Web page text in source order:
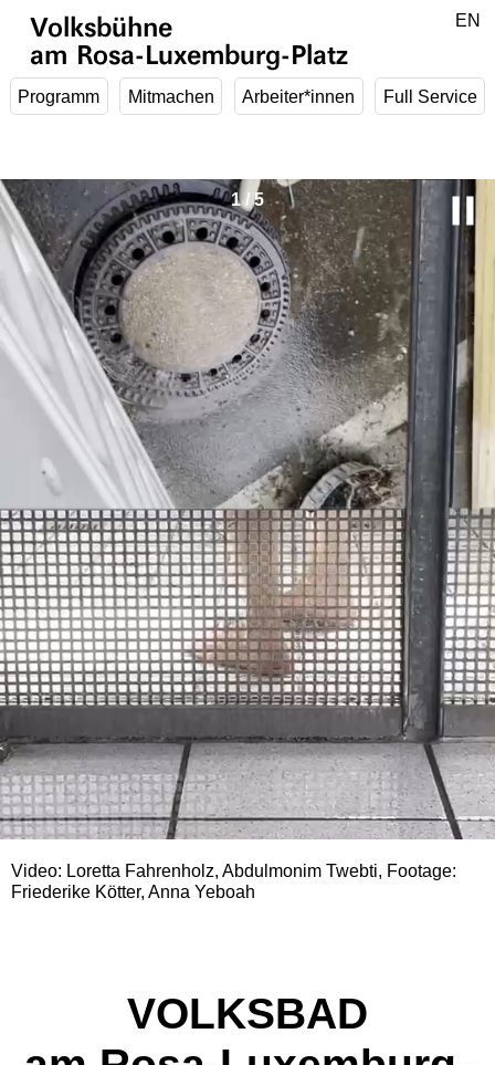
Volksbühne
am Rosa-Luxemburg-Platz
Programm Mitmachen Arbeiter*innen Full Service
DE
EN
Video: Loretta Fahrenholz, Abdulmonim Twebti, Footage:
Friederike Kötter, Anna Yeboah
1/ 5
VOLKSBAD